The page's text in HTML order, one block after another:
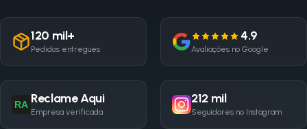
120 mil+
Pedidos entregues
4.9
Avaliações no Google
RA Reclame Aqui
Empresa verificada
212 mil
Seguidores no Instagram